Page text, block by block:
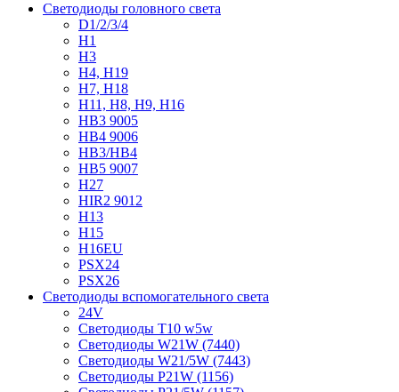
Светодиоды головного света
D1/2/3/4
H1
H3
H4, H19
H7, H18
H11, H8, H9, H16
HB3 9005
HB4 9006
HB3/HB4
HB5 9007
H27
HIR2 9012
H13
H15
H16EU
PSX24
PSX26
Светодиоды вспомогательного света
24V
Светодиоды T10 w5w
Светодиоды W21W (7440)
Светодиоды W21/5W (7443)
Светодиоды P21W (1156)